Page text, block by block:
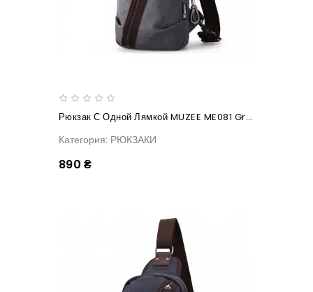
Рюкзак С Одной Лямкой MUZEE ME081 Gray
Категория: РЮКЗАКИ
890 ₴